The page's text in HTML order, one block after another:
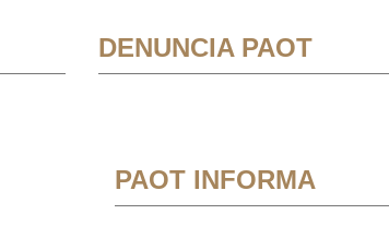
DENUNCIA PAOT
PAOT INFORMA